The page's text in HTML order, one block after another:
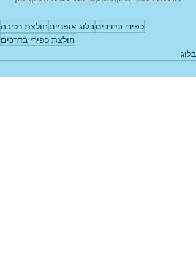
כפירי בדרכיםבלוג אופניים חולצת רכיבה
חולצת כפירי בדרכים
בלוג